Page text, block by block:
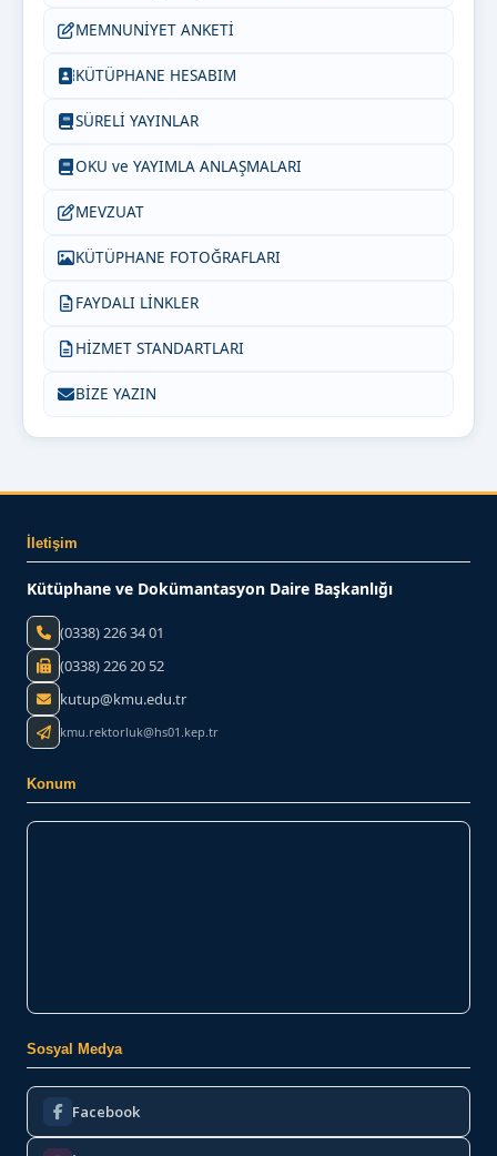
MEMNUNİYET ANKETİ
KÜTÜPHANE HESABIM
SÜRELİ YAYINLAR
OKU ve YAYIMLA ANLAŞMALARI
MEVZUAT
KÜTÜPHANE FOTOĞRAFLARI
FAYDALI LİNKLER
HİZMET STANDARTLARI
BİZE YAZIN
İletişim
Kütüphane ve Dokümantasyon Daire Başkanlığı
(0338) 226 34 01
(0338) 226 20 52
kutup@kmu.edu.tr
kmu.rektorluk@hs01.kep.tr
Konum
Sosyal Medya
Facebook